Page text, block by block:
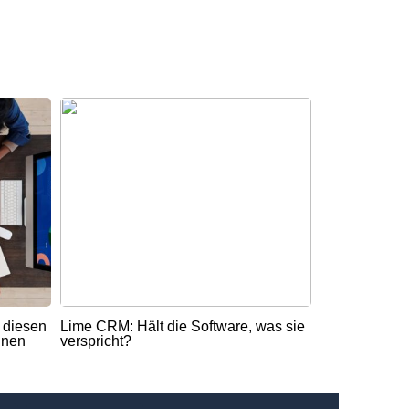
Lime CRM: Hält die Software, was sie
verspricht?